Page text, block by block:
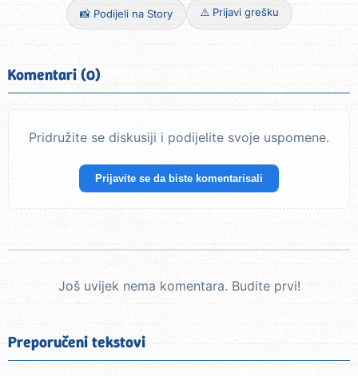
📸 Podijeli na Story ⚠️ Prijavi grešku
Komentari (0)
Pridružite se diskusiji i podijelite svoje uspomene.
Prijavite se da biste komentarisali
Još uvijek nema komentara. Budite prvi!
Preporučeni tekstovi